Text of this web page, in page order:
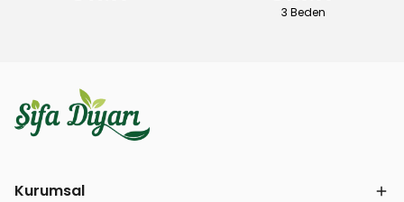
3 Beden
Kurumsal